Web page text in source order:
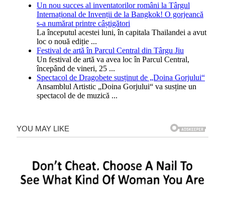
Un nou succes al inventatorilor români la Târgul
Internațional de Invenții de la Bangkok! O gorjeancă
s-a numărat printre câștigători
La începutul acestei luni, în capitala Thailandei a avut
loc o nouă ediție ...
Festival de artă în Parcul Central din Târgu Jiu
Un festival de artă va avea loc în Parcul Central,
începând de vineri, 25 ...
Spectacol de Dragobete susținut de „Doina Gorjului“
Ansamblul Artistic „Doina Gorjului“ va susține un
spectacol de de muzică ...